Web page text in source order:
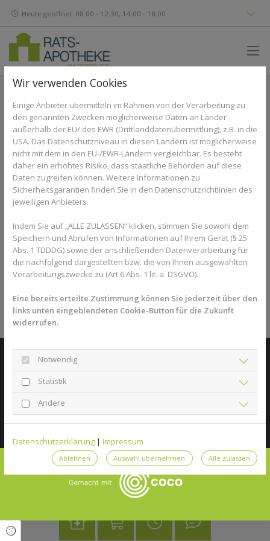
Heute geöffnet: 08:00 - 12:30, 14:00 - 18:00
DIMETHICONE, TRIMETHYLSI¬LOXYPHENYL
DIMETHICONE,ALANINE, THREONINE, VALINE, ARGININE,
ASPARTIC ACID, GLYCINE, HISTIDINE, ISOLEUCINE,
PHENYLALANINE, PROLINE, SERINE, CORYLUS AVELLANA NUT
OIL, CETRIMONIUM CHLORIDE, INOSITOL,SODIUM PCA,
TOCOPHEROL, ASCORBIC ACID, ASCORBYL PALMITATE,
AMODIMETHICONE/MORPHOLINO¬METHYL SILSESQUIOXANE
COPOLYMER, CAPRYLYL METHICONE, CITRIC ACID, DISODIUM
CYMEN-5-OL, OLEYL ERUCATE, PARFUM, PCA, PEG-12
DIMETHICONE, PEG-8, PHENOXYETHANOL, SODIUM
LACTATE, CI 77491, CI 77891, TRIDECETH-5,
TRIETHOXYCAPRYLYLSILANE.
Konservierungsstoffe hervorgehoben.
© 2026 Rats Apotheke Öhringen
Cookie Einstellungen
Wir verwenden Cookies
Einige Anbieter übermitteln im Rahmen von der Verarbeitung zu
den genannten Zwecken möglicherweise Daten an Länder
außerhalb der EU/ des EWR (Drittlanddatenübermittlung), z.B. in die
USA. Das Datenschutzniveau in diesen Ländern ist möglicherweise
nicht mit dem in den EU-/EWR-Ländern vergleichbar. Es besteht
daher ein erhöhtes Risiko, dass staatliche Behörden auf diese
Daten zugreifen können. Weitere Informationen zu
Sicherheitsgarantien finden Sie in den Datenschutzrichtlinien des
jeweiligen Anbieters.
Indem Sie auf „ALLE ZULASSEN“ klicken, stimmen Sie sowohl dem
Speichern und Abrufen von Informationen auf Ihrem Gerät (§ 25
Abs. 1 TDDDG) sowie der anschließenden Datenverarbeitung für
die nachfolgend dargestellten bzw. die von Ihnen ausgewählten
Verarbeitungszwecke zu (Art 6 Abs. 1 lit. a. DSGVO).
Eine bereits erteilte Zustimmung können Sie jederzeit über den
links unten eingeblendeten Cookie-Button für die Zukunft
widerrufen.
Notwendig
Statistik
Andere
Datenschutzerklärung | Impressum
Ablehnen Auswahl übernehmen Alle zulassen